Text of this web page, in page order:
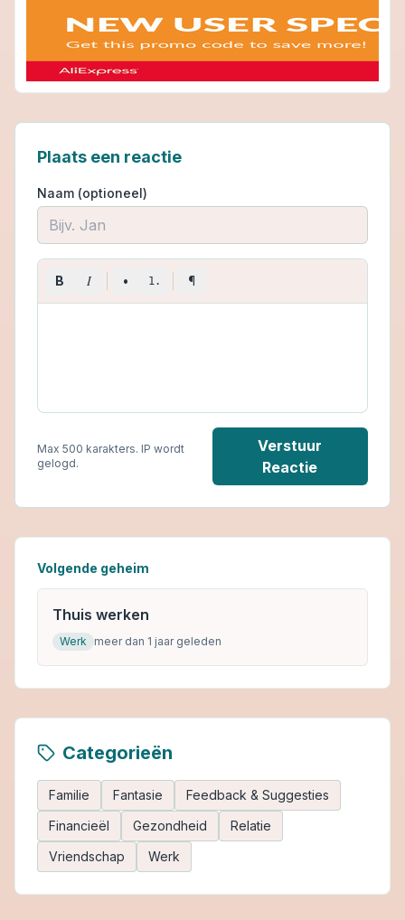
Plaats een reactie
Naam (optioneel)
B I • 1. ¶
Max 500 karakters. IP wordt
gelogd.
Verstuur
Reactie
Volgende geheim
Thuis werken
Werk meer dan 1 jaar geleden
Categorieën
Familie Fantasie
Feedback & Suggesties
Financieël
Gezondheid
Relatie
Vriendschap
Werk